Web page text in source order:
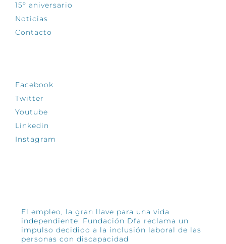
15º aniversario
Noticias
Contacto
Facebook
Twitter
Youtube
Linkedin
Instagram
El empleo, la gran llave para una vida
independiente: Fundación Dfa reclama un
impulso decidido a la inclusión laboral de las
personas con discapacidad